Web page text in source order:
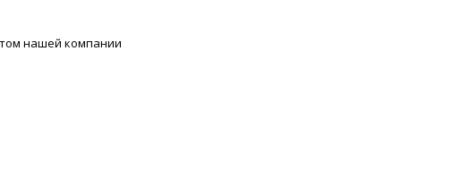
нашей компании